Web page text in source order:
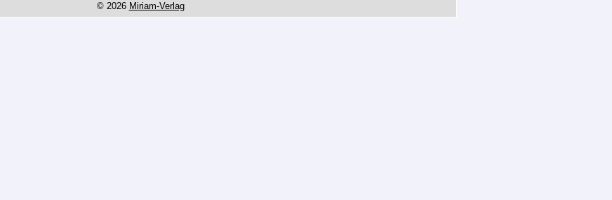
© 2026 Miriam-Verlag